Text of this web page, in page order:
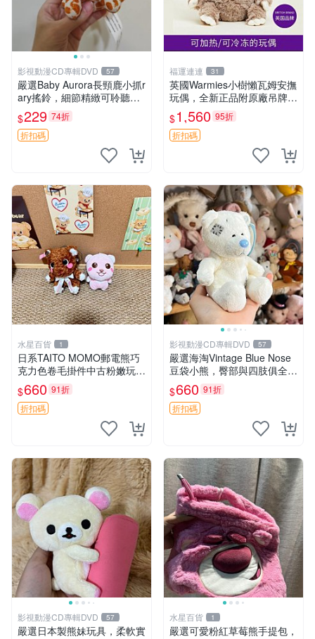
影視動漫CD專輯DVD 57
嚴選Baby Aurora長頸鹿小抓r
ary搖鈴，細節精緻可聆聽清
脆鈴音 軟萌可愛 定制紀念 金
屬搖鈴 新手媽咪推薦 長頸鹿
抓rary 搖鈴
$229 74折
折扣碼
福運連連 31
英國Warmies小樹懶瓦姆安撫
玩偶，全新正品附原廠吊牌與
防塵袋，內藏薰衣草可加熱，
適合各個年齡層，冷暖兩用享
受抱抱樂趣，不容錯過嚴選好
$1,560 95折
折扣碼
水星百貨 1
日系TAITO MOMO郵電熊巧
克力色卷毛掛件中古粉嫩玩偶
微瑕推薦 postpet momo 郵
電熊 中古玩偶
$660 91折
折扣碼
影視動漫CD專輯DVD 57
嚴選海淘Vintage Blue Nose
豆袋小熊，臀部與四肢俱全，
坐高11公分，附原盒與吊牌
收藏。藍鼻子小熊，值得擁有
玩具 憶熊
$660 91折
折扣碼
影視動漫CD專輯DVD 57
嚴選日本製熊妹玩具，柔軟實
水星百貨 1
嚴選可愛粉紅草莓熊手提包，